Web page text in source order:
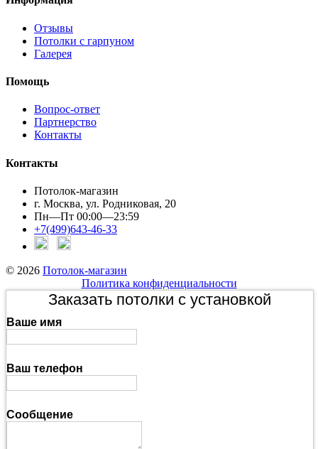
Отзывы
Потолки с гарпуном
Галерея
Помощь
Вопрос-ответ
Партнерство
Контакты
Контакты
Потолок-магазин
г. Москва, ул. Родниковая, 20
Пн—Пт 00:00—23:59
+7(499)643-46-33
© 2026 Потолок-магазин
Политика конфиденциальности
Заказать потолки с установкой
Ваше имя
Ваш телефон
Сообщение